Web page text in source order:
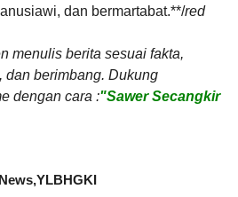
dan bermartabat.**/red
menulis berita sesuai fakta,
dan berimbang. Dukung
dengan cara :"Sawer Secangkir
News YLBHGKI